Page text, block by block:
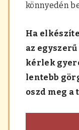
könnyedén
Ha
az
kérlek
lentebb
oszd meg a